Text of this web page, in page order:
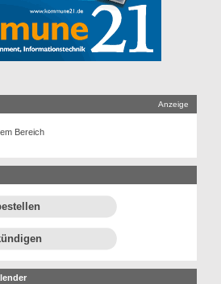
Anzeige
Bereich